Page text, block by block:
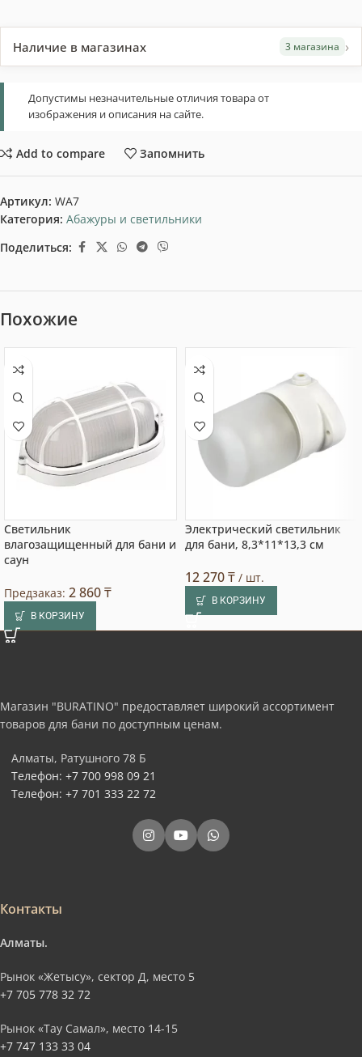
Наличие в магазинах 3 магазина ›
Допустимы незначительные отличия товара от
изображения и описания на сайте.
Add to compare Запомнить
Артикул: WA7
Категория: Абажуры и светильники
Поделиться:
Похожие
Светильник
влагозащищенный для бани и
саун
Предзаказ: 2 860₸
В КОРЗИНУ
Электрический светильник
для бани, 8,3*11*13,3 см
12 270₸ / шт.
В КОРЗИНУ
Магазин "BURATINO" предоставляет широкий ассортимент
товаров для бани по доступным ценам.
Алматы, Ратушного 78 Б
Телефон: +7 700 998 09 21
Телефон: +7 701 333 22 72
Контакты
Алматы.
Рынок «Жетысу», сектор Д, место 5
+7 705 778 32 72
Рынок «Тау Самал», место 14-15
+7 747 133 33 04